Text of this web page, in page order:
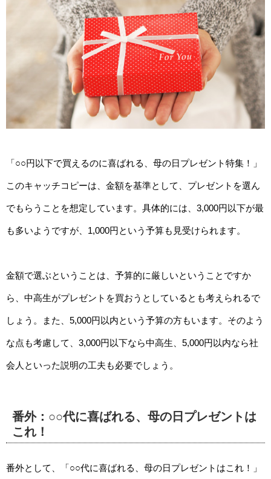
「○○円以下で買えるのに喜ばれる、母の日プレゼント特集！」
このキャッチコピーは、金額を基準として、プレゼントを選ん
でもらうことを想定しています。具体的には、3,000円以下が最
も多いようですが、1,000円という予算も見受けられます。
金額で選ぶということは、予算的に厳しいということですか
ら、中高生がプレゼントを買おうとしているとも考えられるで
しょう。また、5,000円以内という予算の方もいます。そのよう
な点も考慮して、3,000円以下なら中高生、5,000円以内なら社
会人といった説明の工夫も必要でしょう。
番外：○○代に喜ばれる、母の日プレゼントは
これ！
番外として、「○○代に喜ばれる、母の日プレゼントはこれ！」